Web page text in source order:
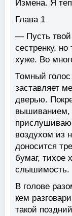
Измена. Я
Глава 1
— Пусть
сестренку,
хуже. Во
Томный
заставляет
дверью.
вышиванием,
воздухом из
доносится
бумаг, тихое
слышимость.
В голове
кем
такой